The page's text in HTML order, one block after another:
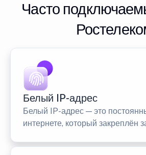
Часто
Белый IP-адрес
Белый IP-адрес — это
интернете, который закреплён